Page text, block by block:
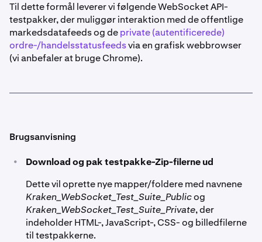
Til dette formål leverer vi følgende WebSocket API-
testpakker, der muliggør interaktion med de offentlige
markedsdatafeeds og deprivate (autentificerede)
ordre-/handelsstatusfeedsvia en grafisk webbrowser
(vi anbefaler at bruge Chrome).
Brugsanvisning
•
Download og pak testpakke-Zip-filerne ud
Dette vil oprette nye mapper/foldere med navnene
Kraken_WebSocket_Test_Suite_Publicog
Kraken_WebSocket_Test_Suite_Private, der
indeholder HTML-, JavaScript-, CSS- og billedfilerne
til testpakkerne.